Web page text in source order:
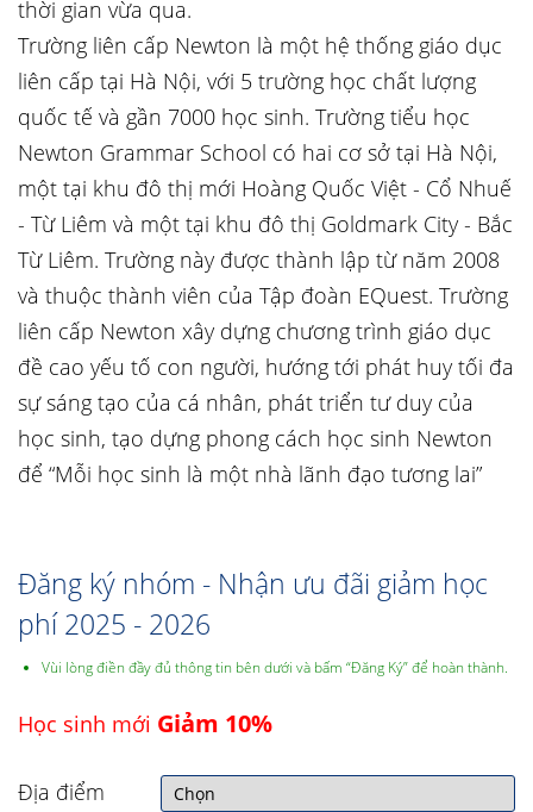
thời gian vừa qua.
Trường liên cấp Newton là một hệ thống giáo dục
liên cấp tại Hà Nội, với 5 trường học chất lượng
quốc tế và gần 7000 học sinh. Trường tiểu học
Newton Grammar School có hai cơ sở tại Hà Nội,
một tại khu đô thị mới Hoàng Quốc Việt - Cổ Nhuế
- Từ Liêm và một tại khu đô thị Goldmark City - Bắc
Từ Liêm. Trường này được thành lập từ năm 2008
và thuộc thành viên của Tập đoàn EQuest. Trường
liên cấp Newton xây dựng chương trình giáo dục
đề cao yếu tố con người, hướng tới phát huy tối đa
sự sáng tạo của cá nhân, phát triển tư duy của
học sinh, tạo dựng phong cách học sinh Newton
để “Mỗi học sinh là một nhà lãnh đạo tương lai”
Đăng ký nhóm - Nhận ưu đãi giảm học
phí 2025 - 2026
Vùi lòng điền đầy đủ thông tin bên dưới và bấm “Đăng Ký” để hoàn thành.
Học sinh mới Giảm 10%
Địa điểm